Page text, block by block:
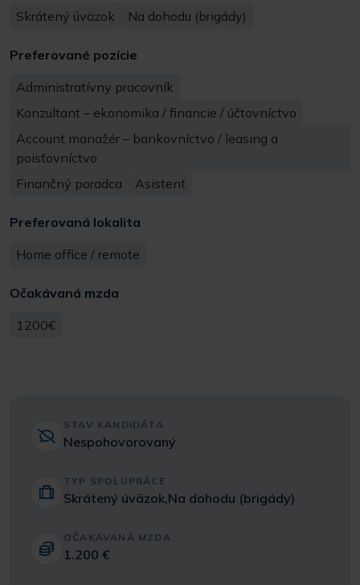
Skrátený úväzok
Na dohodu (brigády)
Preferované pozície
Administratívny pracovník
Konzultant – ekonomika / financie / účtovníctvo
Account manažér – bankovníctvo / leasing a
poisťovníctvo
Finančný poradca
Asistent
Preferovaná lokalita
Home office / remote
Očakávaná mzda
1200€
STAV KANDIDÁTA
Nespohovorovaný
TYP SPOLUPRÁCE
Skrátený úväzok,Na dohodu (brigády)
OČAKÁVANÁ MZDA
1.200 €